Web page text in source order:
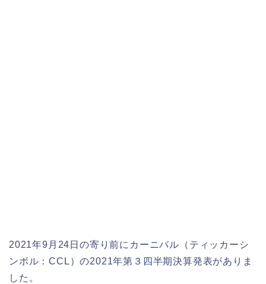
2021年9月24日の寄り前にカーニバル（ティッカーシ
ンボル：CCL）の2021年第３四半期決算発表がありま
した。